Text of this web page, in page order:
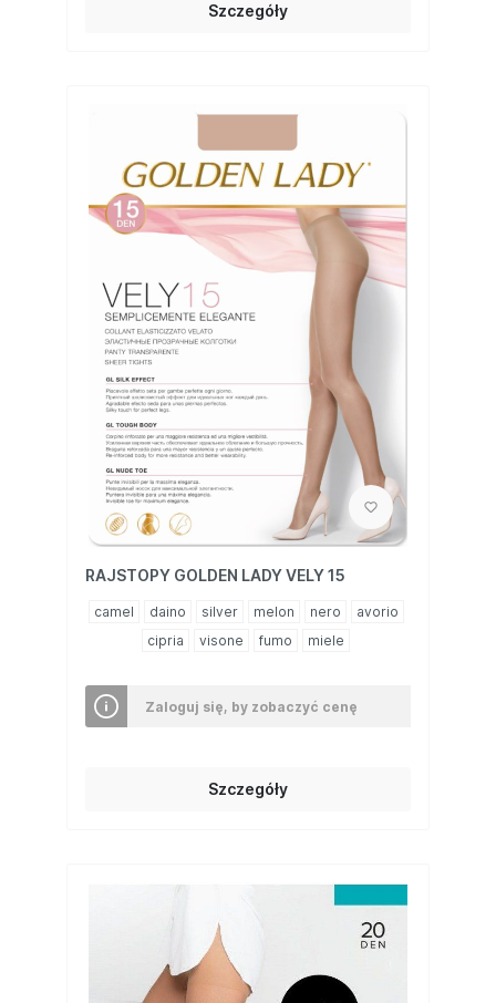
Szczegóły
RAJSTOPY GOLDEN LADY VELY 15
camel daino silver melon nero
avorio
cipria
visone fumo miele
Zaloguj się, by zobaczyć cenę
Szczegóły